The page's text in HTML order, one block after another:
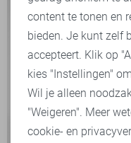
content te tonen en
bieden. Je kunt zelf
accepteert. Klik op
kies "Instellingen"
Wil je alleen
"Weigeren". Meer
cookie- en